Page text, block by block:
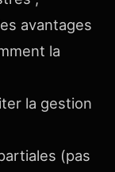
avantages
la
la gestion
(pas